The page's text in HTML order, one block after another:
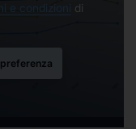
e condizioni di